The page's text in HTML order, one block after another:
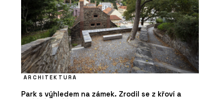
ARCHITEKTURA
Park s výhledem na zámek. Zrodil se z křoví a